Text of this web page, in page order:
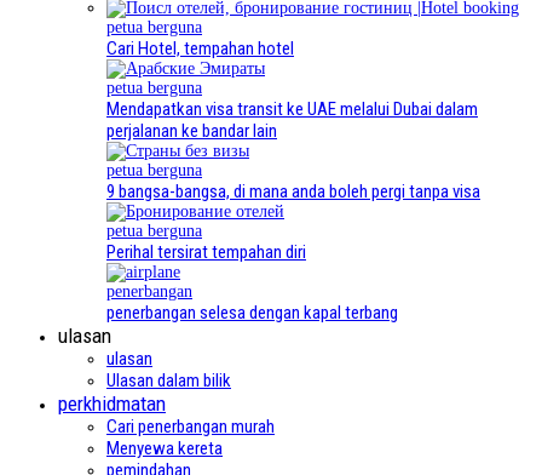
petua berguna
Cari Hotel, tempahan hotel
petua berguna
Mendapatkan visa transit ke UAE melalui Dubai dalam
perjalanan ke bandar lain
petua berguna
9 bangsa-bangsa, di mana anda boleh pergi tanpa visa
petua berguna
Perihal tersirat tempahan diri
penerbangan
penerbangan selesa dengan kapal terbang
ulasan
ulasan
Ulasan dalam bilik
perkhidmatan
Cari penerbangan murah
Menyewa kereta
pemindahan